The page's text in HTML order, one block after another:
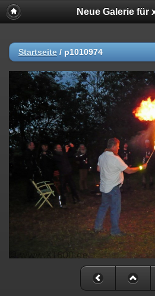
Neue Galerie für
Startseite / p1010974